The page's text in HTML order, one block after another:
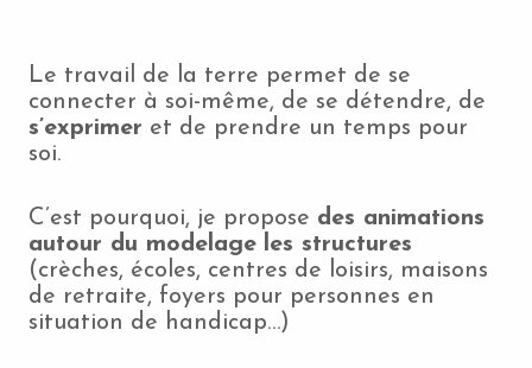
Le travail de la terre permet de se
connecter à soi-même, de se détendre, de
s’exprimer et de prendre un temps pour
soi.
C’est pourquoi, je propose des animations
autour du modelage les structures
(crèches, écoles, centres de loisirs, maisons
de retraite, foyers pour personnes en
situation de handicap…)